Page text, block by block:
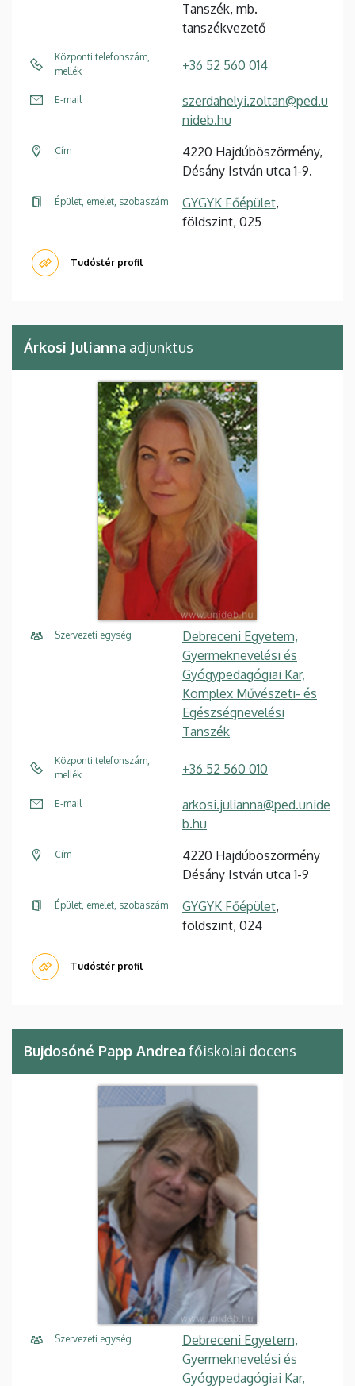
Tanszék, mb.
tanszékvezető
Központi telefonszám,
mellék
+36 52 560 014
E-mail
szerdahelyi.zoltan@ped.u
nideb.hu
Cím
4220 Hajdúböszörmény,
Désány István utca 1-9.
Épület, emelet, szobaszám GYGYK Főépület,
földszint, 025
Tudóstér profil
Árkosi Julianna adjunktus
Szervezeti egység
Debreceni Egyetem,
Gyermeknevelési és
Gyógypedagógiai Kar,
Komplex Művészeti- és
Egészségnevelési
Tanszék
Központi telefonszám,
mellék
+36 52 560 010
E-mail
arkosi.julianna@ped.unide
b.hu
Cím
4220 Hajdúböszörmény
Désány István utca 1-9
Épület, emelet, szobaszám GYGYK Főépület,
földszint, 024
Tudóstér profil
Bujdosóné Papp Andreafőiskolai docens
Szervezeti egység
Debreceni Egyetem,
Gyermeknevelési és
Gyógypedagógiai Kar,